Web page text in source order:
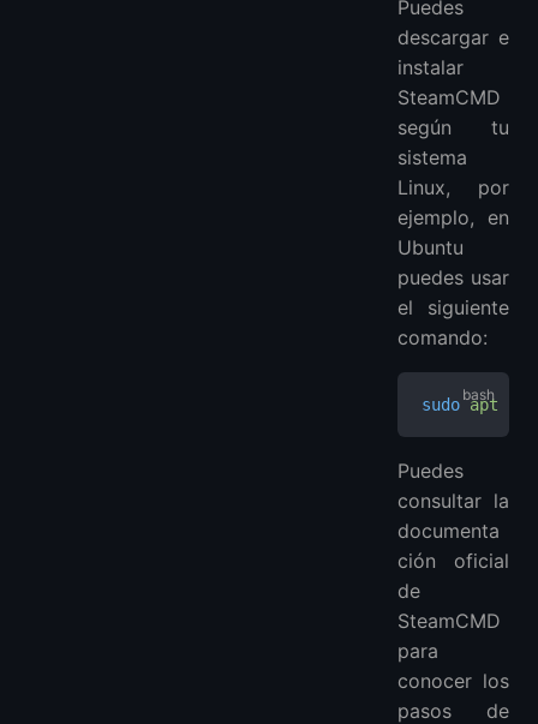
Puedes
descargar e
instalar
SteamCMD
según tu
sistema
Linux, por
ejemplo, en
Ubuntu
puedes usar
el siguiente
comando:
sudo apt
Puedes
consultar la
documenta
ción oficial
de
SteamCMD
para
conocer los
pasos de